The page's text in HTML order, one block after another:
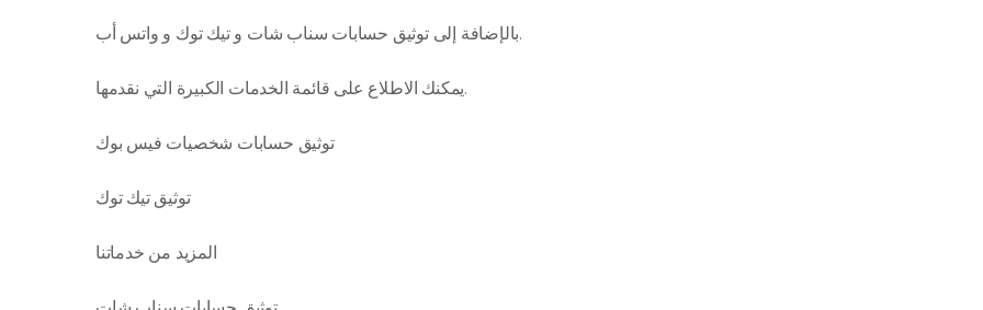
بالإضافة إلى توثيق حسابات سناب شات و تيك توك و واتس أب.
يمكنك الاطلاع على قائمة الخدمات الكبيرة التي نقدمها.
توثيق حسابات شخصيات فيس بوك
توثيق تيك توك
المزيد من خدماتنا